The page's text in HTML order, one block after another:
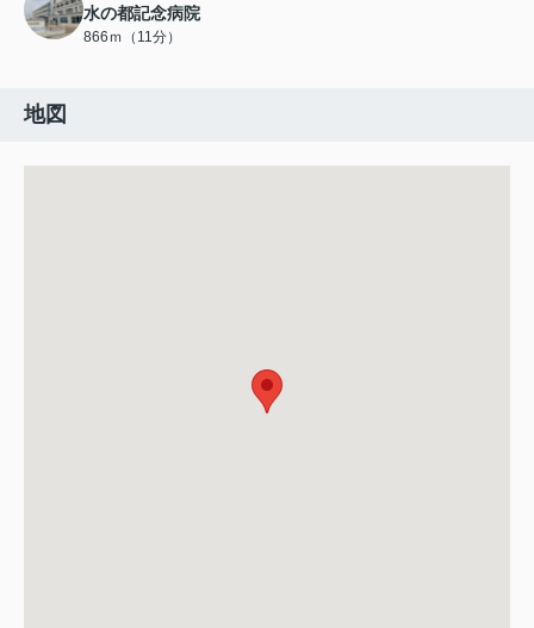
水の都記念病院
866ｍ（11分）
地図